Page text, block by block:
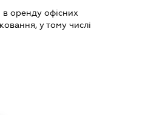
оренду офісних
у тому числі